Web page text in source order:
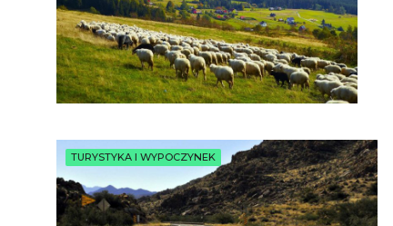
TURYSTYKA I WYPOCZYNEK